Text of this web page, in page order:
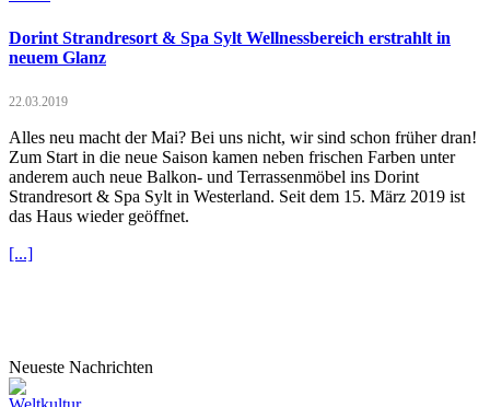
Dorint Strandresort & Spa Sylt Wellnessbereich erstrahlt in
neuem Glanz
22.03.2019
Alles neu macht der Mai? Bei uns nicht, wir sind schon früher dran!
Zum Start in die neue Saison kamen neben frischen Farben unter
anderem auch neue Balkon- und Terrassenmöbel ins Dorint
Strandresort & Spa Sylt in Westerland. Seit dem 15. März 2019 ist
das Haus wieder geöffnet.
[...]
Neueste Nachrichten